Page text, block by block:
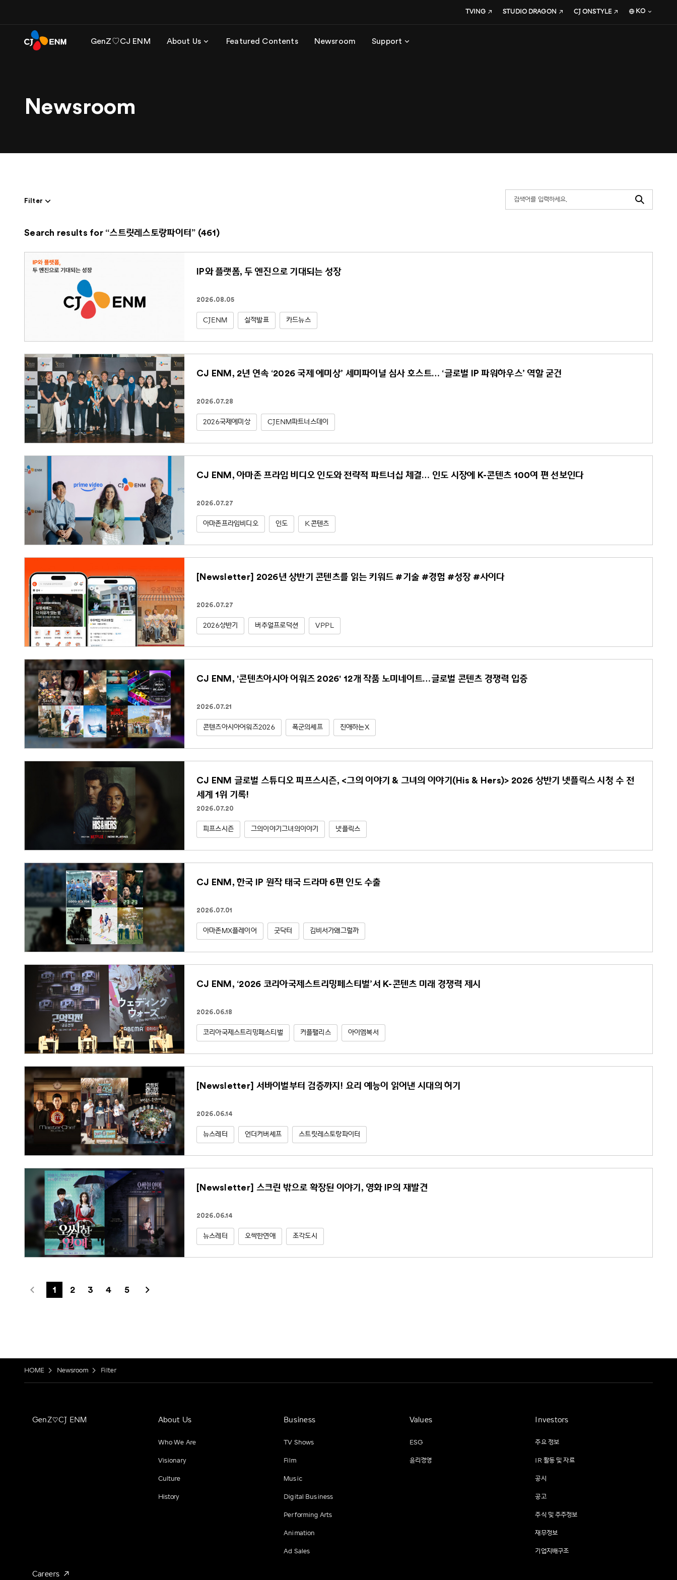
GenZ♡CJ ENM About Us Featured Contents Newsroom Support
TVING STUDIO DRAGON CJ ONSTYLE KO
Newsroom
Search
Filter
Search results for “스트릿레스토랑파이터” (461)
IP와 플랫폼, 두 엔진으로 기대되는 성장
2026.08.05
CJENM 실적발표 카드뉴스
CJ ENM, 2년 연속 ‘2026 국제 에미상’ 세미파이널 심사 호스트… ‘글로벌 IP 파워하우스’ 역할 굳건
2026.07.28
2026국제에미상 CJENM파트너스데이
CJ ENM, 아마존 프라임 비디오 인도와 전략적 파트너십 체결… 인도 시장에 K-콘텐츠 100여 편 선보인다
2026.07.27
아마존프라임비디오 인도 K콘텐츠
[Newsletter] 2026년 상반기 콘텐츠를 읽는 키워드 #기술 #경험 #성장 #사이다
2026.07.27
2026상반기 버추얼프로덕션 VPPL
CJ ENM, '콘텐츠아시아 어워즈 2026' 12개 작품 노미네이트…글로벌 콘텐츠 경쟁력 입증
2026.07.21
콘텐츠아시아어워즈2026 폭군의셰프 친애하는X
CJ ENM 글로벌 스튜디오 피프스시즌, <그의 이야기 & 그녀의 이야기(His & Hers)> 2026 상반기 넷플릭스 시청 수 전
세계 1위 기록!
2026.07.20
피프스시즌 그의이야기그녀의이야기 넷플릭스
CJ ENM, 한국 IP 원작 태국 드라마 6편 인도 수출
2026.07.01
아마존MX플레이어 굿닥터 김비서가왜그럴까
CJ ENM, ‘2026 코리아국제스트리밍페스티벌’서 K-콘텐츠 미래 경쟁력 제시
2026.06.18
코리아국제스트리밍페스티벌 커플팰리스 아이엠복서
[Newsletter] 서바이벌부터 검증까지! 요리 예능이 읽어낸 시대의 허기
2026.06.14
뉴스레터 언더커버셰프 스트릿레스토랑파이터
[Newsletter] 스크린 밖으로 확장된 이야기, 영화 IP의 재발견
2026.06.14
뉴스레터 오싹한연애 조각도시
1 2 3 4 5
HOME Newsroom Filter
GenZ♡CJ ENM About Us
Who We Are
Visionary
Culture
History
Business
TV Shows
Film
Music
Digital Business
Performing Arts
Animation
Ad Sales
Values
ESG
윤리경영
Investors
주요 정보
IR 활동 및 자료
공시
공고
주식 및 주주정보
재무정보
기업지배구조
Careers